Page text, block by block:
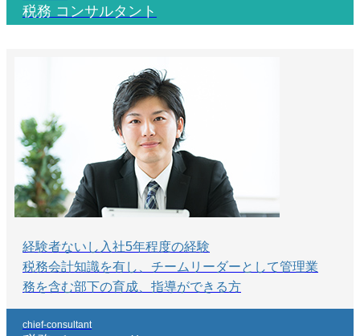
税務 コンサルタント
経験者ないし入社5年程度の経験
税務会計知識を有し、チームリーダーとして管理業
務を含む部下の育成、指導ができる方
chief-consultant